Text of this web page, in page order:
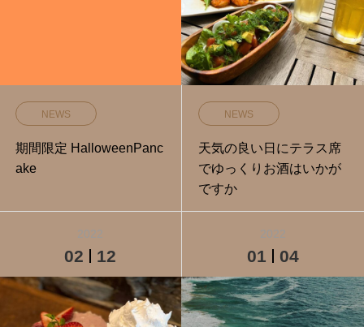
NEWS
期間限定 HalloweenPanc
ake
NEWS
天気の良い日にテラス席
でゆっくりお酒はいかが
ですか️
2022
02 12
2022
01 04